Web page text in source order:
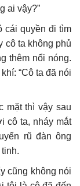
ai vậy?”
cái quyền đi tìm
cô ta không phủ
thêm nổi nóng.
“Cô ta đã nói
mặt thì vậy sau
cô ta, nháy mắt
rũ đàn ông
cũng không nói